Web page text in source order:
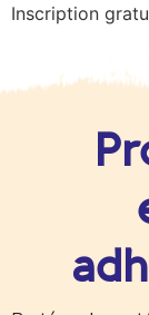
Inscription